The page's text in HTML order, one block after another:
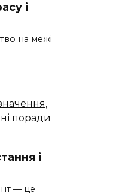
і
на межі
і
— це